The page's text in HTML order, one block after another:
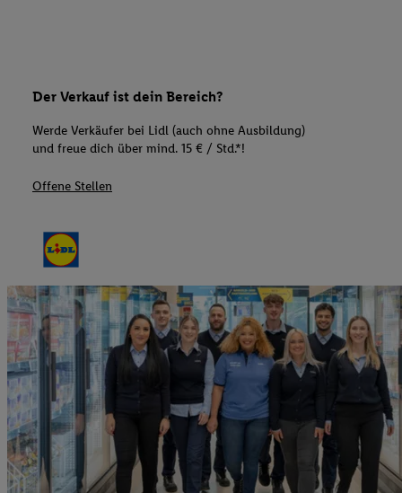
Der Verkauf ist dein Bereich?
Werde Verkäufer bei Lidl (auch ohne Ausbildung)
und freue dich über mind. 15 € / Std.*!
Offene Stellen